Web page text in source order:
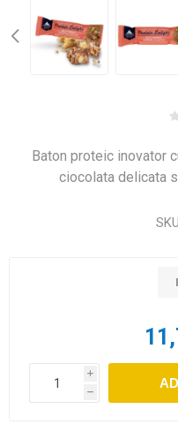
Baton proteic inovator
ciocolata delicata
i
h